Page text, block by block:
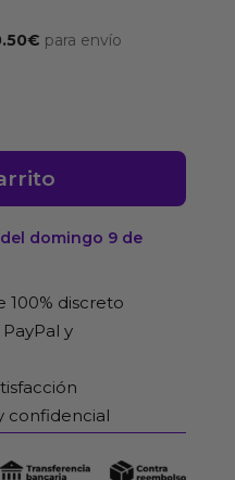
€ para envío
domingo 9 de
100% discreto
y
confidencial